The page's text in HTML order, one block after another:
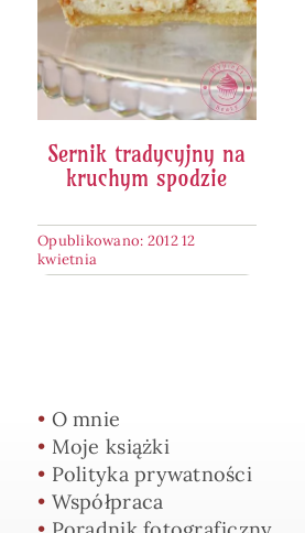
Sernik tradycyjny na
kruchym spodzie
Opublikowano: 2012 12
kwietnia
• O mnie
• Moje książki
• Polityka prywatności
• Współpraca